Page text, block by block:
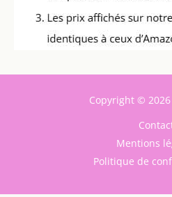
Copyright ©
Mentions
Politique de